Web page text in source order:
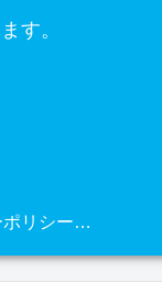
す。
プライバシーポリシー・免責事項